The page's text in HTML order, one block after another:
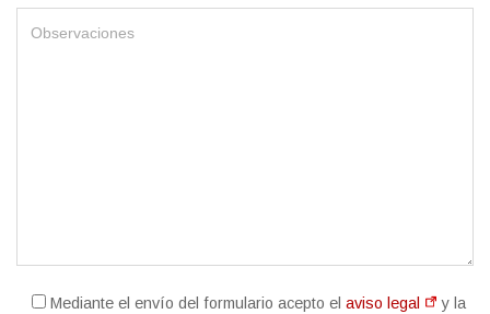
Mediante el envío del formulario acepto elaviso legal
y la